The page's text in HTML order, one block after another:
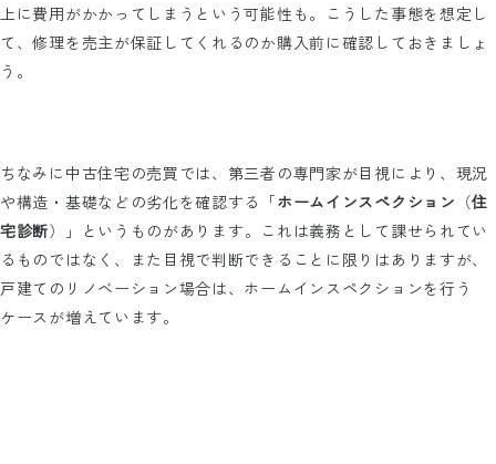
上に費用がかかってしまうという可能性も。こうした事態を想定し
て、修理を売主が保証してくれるのか購入前に確認しておきましょ
う。
ちなみに中古住宅の売買では、第三者の専門家が目視により、現況
や構造・基礎などの劣化を確認する「ホームインスペクション （住
宅診断）」というものがあります。これは義務として課せられてい
るものではなく、また目視で判断できることに限りはありますが、
戸建てのリノベーション場合は、ホームインスペクションを行う
ケースが増えています。